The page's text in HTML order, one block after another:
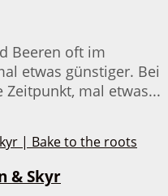
Beeren oft im
etwas günstiger. Bei
mal etwas...
& Skyr